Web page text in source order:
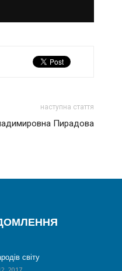
наступна стаття
Пирадова
світу